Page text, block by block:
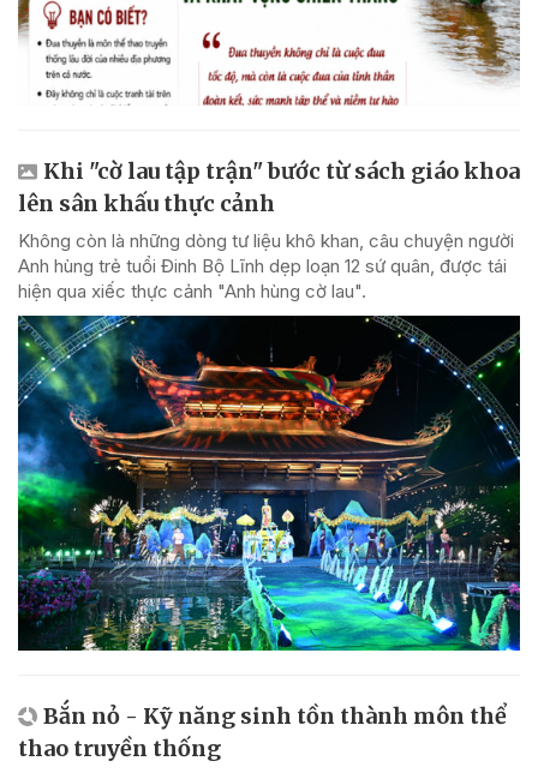
Khi "cờ lau tập trận" bước từ sách giáo khoa
lên sân khấu thực cảnh
Không còn là những dòng tư liệu khô khan, câu chuyện người
Anh hùng trẻ tuổi Đinh Bộ Lĩnh dẹp loạn 12 sứ quân, được tái
hiện qua xiếc thực cảnh "Anh hùng cờ lau".
Bắn nỏ - Kỹ năng sinh tồn thành môn thể
thao truyền thống